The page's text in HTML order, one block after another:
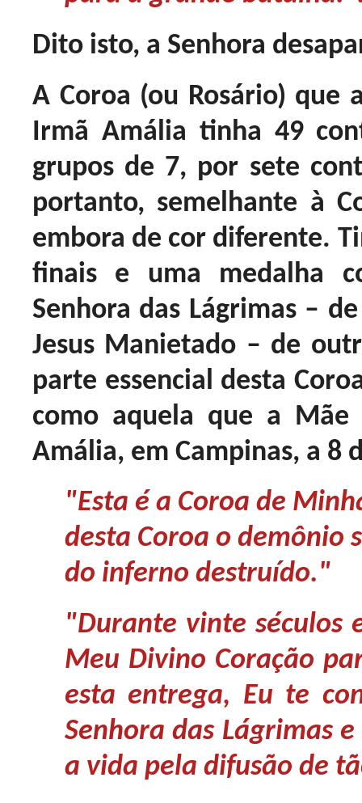
Dito isto, a Senhora
A Coroa (ou Rosário) que
Irmã Amália tinha 49
grupos de 7, por sete
portanto, semelhante à
embora de cor diferente.
finais e uma medalha
Senhora das Lágrimas –
Jesus Manietado – de
parte essencial desta
como aquela que a
Amália, em Campinas, a 8
"Esta é a Coroa de
desta Coroa o demônio
do inferno destruído."
"Durante vinte séculos
Meu Divino Coração
esta entrega, Eu te
Senhora das Lágrimas
a vida pela difusão de